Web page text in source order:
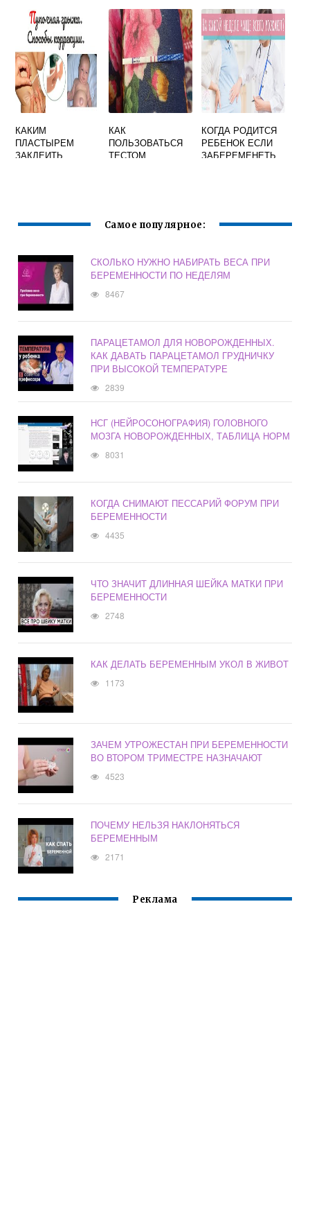
ИДЕИ ДЛЯ ДЕТЕЙ
1 ГОДА
КАКИМ
ПЛАСТЫРЕМ
ЗАКЛЕИТЬ
КАК
ПОЛЬЗОВАТЬСЯ
ТЕСТОМ
КОГДА РОДИТСЯ
РЕБЕНОК ЕСЛИ
ЗАБЕРЕМЕНЕТЬ
Самое популярное:
СКОЛЬКО НУЖНО НАБИРАТЬ ВЕСА ПРИ
БЕРЕМЕННОСТИ ПО НЕДЕЛЯМ
8467
ПАРАЦЕТАМОЛ ДЛЯ НОВОРОЖДЕННЫХ.
КАК ДАВАТЬ ПАРАЦЕТАМОЛ ГРУДНИЧКУ
ПРИ ВЫСОКОЙ ТЕМПЕРАТУРЕ
2839
НСГ (НЕЙРОСОНОГРАФИЯ) ГОЛОВНОГО
МОЗГА НОВОРОЖДЕННЫХ, ТАБЛИЦА НОРМ
8031
КОГДА СНИМАЮТ ПЕССАРИЙ ФОРУМ ПРИ
БЕРЕМЕННОСТИ
4435
ЧТО ЗНАЧИТ ДЛИННАЯ ШЕЙКА МАТКИ ПРИ
БЕРЕМЕННОСТИ
2748
КАК ДЕЛАТЬ БЕРЕМЕННЫМ УКОЛ В ЖИВОТ
1173
ЗАЧЕМ УТРОЖЕСТАН ПРИ БЕРЕМЕННОСТИ
ВО ВТОРОМ ТРИМЕСТРЕ НАЗНАЧАЮТ
4523
ПОЧЕМУ НЕЛЬЗЯ НАКЛОНЯТЬСЯ
БЕРЕМЕННЫМ
2171
Реклама